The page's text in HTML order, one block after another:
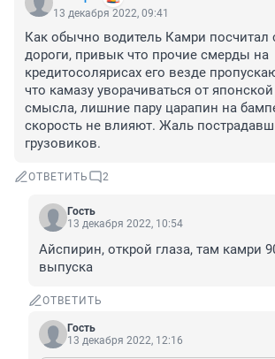
13 декабря 2022, 09:41
Как обычно водитель Камри посчитал
дороги, привык что прочие смерды на
кредитосолярисах его везде
что камазу уворачиваться от
смысла, лишние пару царапин на
скорость не влияют. Жаль
грузовиков.
ОТВЕТИТЬ 2
Гость
13 декабря 2022, 10:54
Айспирин, открой глаза, там камри
выпуска
ОТВЕТИТЬ
Гость
13 декабря 2022, 12:16